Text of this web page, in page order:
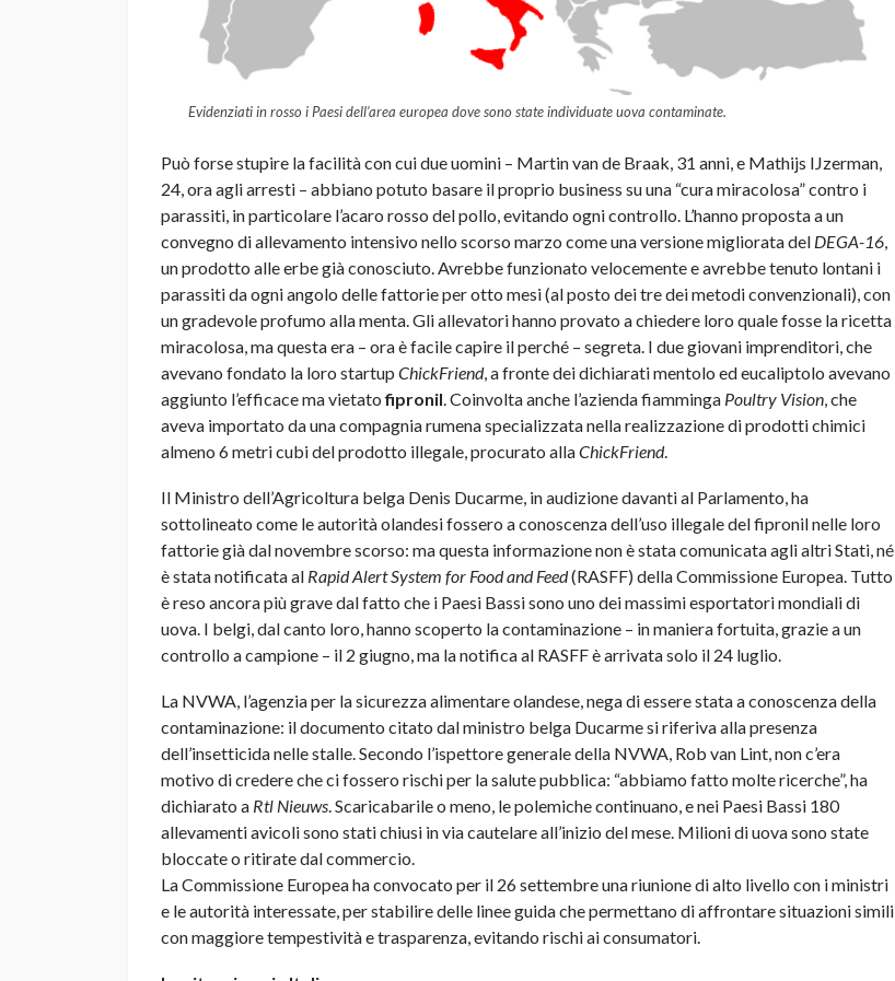
Evidenziati in rosso i Paesi dell’area europea dove sono state individuate uova contaminate.
Può forse stupire la facilità con cui due uomini – Martin van de Braak, 31 anni, e Mathijs IJzerman,
24, ora agli arresti – abbiano potuto basare il proprio business su una “cura miracolosa” contro i
parassiti, in particolare l’acaro rosso del pollo, evitando ogni controllo. L’hanno proposta a un
convegno di allevamento intensivo nello scorso marzo come una versione migliorata del DEGA-16
un prodotto alle erbe già conosciuto. Avrebbe funzionato velocemente e avrebbe tenuto lontani i
parassiti da ogni angolo delle fattorie per otto mesi (al posto dei tre dei metodi convenzionali), con
un gradevole profumo alla menta. Gli allevatori hanno provato a chiedere loro quale fosse la ricetta
miracolosa, ma questa era – ora è facile capire il perché – segreta. I due giovani imprenditori, che
avevano fondato la loro startup ChickFriend, a fronte dei dichiarati mentolo ed eucaliptolo avevano
aggiunto l’efficace ma vietatofipronil . Coinvolta anche l’azienda fiamminga Poultry Vision , che
aveva importato da una compagnia rumena specializzata nella realizzazione di prodotti chimici
almeno 6 metri cubi del prodotto illegale, procurato allaChickFriend.
Il Ministro dell’Agricoltura belga Denis Ducarme, in audizione davanti al Parlamento, ha
sottolineato come le autorità olandesi fossero a conoscenza dell’uso illegale del fipronil nelle loro
fattorie già dal novembre scorso: ma questa informazione non è stata comunicata agli altri Stati, né
è stata notificata al Rapid Alert System for Food and Feed(RASFF) della Commissione Europea. Tutto
è reso ancora più grave dal fatto che i Paesi Bassi sono uno dei massimi esportatori mondiali di
uova. I belgi, dal canto loro, hanno scoperto la contaminazione – in maniera fortuita, grazie a un
controllo a campione – il 2 giugno, ma la notifica al RASFF è arrivata solo il 24 luglio.
La NVWA, l’agenzia per la sicurezza alimentare olandese, nega di essere stata a conoscenza della
contaminazione: il documento citato dal ministro belga Ducarme si riferiva alla presenza
dell’insetticida nelle stalle. Secondo l’ispettore generale della NVWA, Rob van Lint, non c’era
motivo di credere che ci fossero rischi per la salute pubblica: “abbiamo fatto molte ricerche”, ha
dichiarato a Rtl Nieuws . Scaricabarile o meno, le polemiche continuano, e nei Paesi Bassi 180
allevamenti avicoli sono stati chiusi in via cautelare all’inizio del mese. Milioni di uova sono state
bloccate o ritirate dal commercio.
La Commissione Europea ha convocato per il 26 settembre una riunione di alto livello con i ministri
e le autorità interessate, per stabilire delle linee guida che permettano di affrontare situazioni simili
con maggiore tempestività e trasparenza, evitando rischi ai consumatori.